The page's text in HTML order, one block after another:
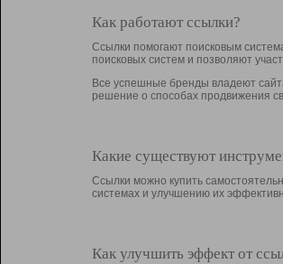
Как работают ссылки?
Ссылки помогают поисковым
поисковых систем и позволяют
Все успешные бренды владеют
решение о способах продвижения
Какие существуют
Ссылки можно купить
системах и улучшению их
Как улучшить эффект от